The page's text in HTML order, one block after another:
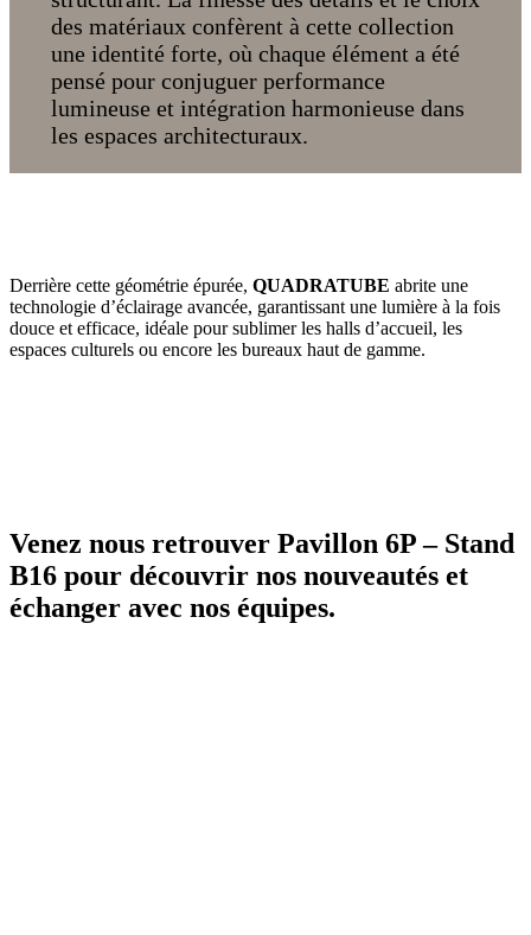
des matériaux confèrent à cette collection
une identité forte, où chaque élément a été
pensé pour conjuguer performance
lumineuse et intégration harmonieuse dans
les espaces architecturaux.
Derrière cette géométrie épurée, QUADRATUBE abrite une
technologie d’éclairage avancée, garantissant une lumière à la fois
douce et efficace, idéale pour sublimer les halls d’accueil, les
espaces culturels ou encore les bureaux haut de gamme.
Venez nous retrouver Pavillon 6P – Stand
B16 pour découvrir nos nouveautés et
échanger avec nos équipes.